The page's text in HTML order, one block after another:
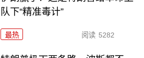
队下“精准毒计”
最热 阅读 5282